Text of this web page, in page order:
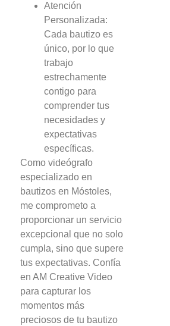
Atención
Personalizada:
Cada bautizo es
único, por lo que
trabajo
estrechamente
contigo para
comprender tus
necesidades y
expectativas
específicas.
Como videógrafo
especializado en
bautizos en Móstoles,
me comprometo a
proporcionar un servicio
excepcional que no solo
cumpla, sino que supere
tus expectativas. Confía
en AM Creative Video
para capturar los
momentos más
preciosos de tu bautizo